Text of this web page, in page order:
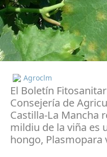
Agroclm
El Boletín
Consejería de
Castilla-La Mancha
mildiu de la viña es
hongo, Plasmopara